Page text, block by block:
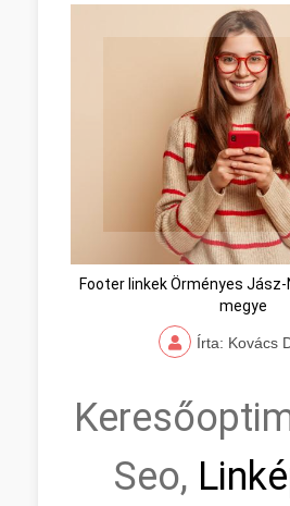
Footer linkek Örményes
megye
Írta: Kovács
Seo,